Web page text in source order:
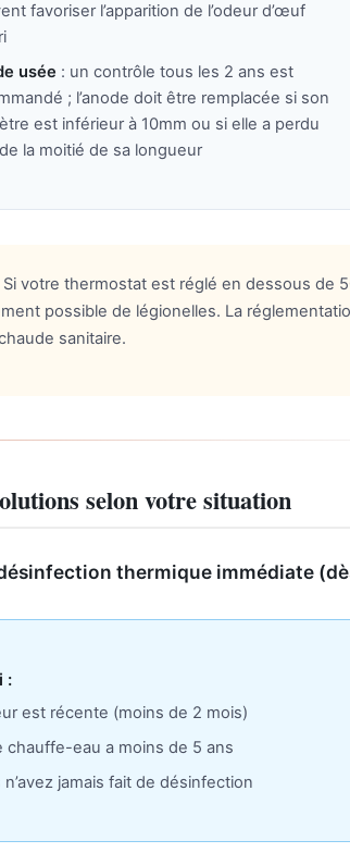
favoriser l’apparition de l’odeur d’œuf
usée : un contrôle tous les 2 ans est
; l’anode doit être remplacée si son
est inférieur à 10mm ou si elle a perdu
la moitié de sa longueur
Si votre thermostat est réglé en dessous de
possible de légionelles. La
sanitaire.
selon votre situation
thermique immédiate
:
est récente (moins de 2 mois)
chauffe-eau a moins de 5 ans
n’avez jamais fait de désinfection